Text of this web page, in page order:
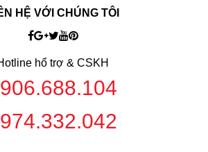
HỆ VỚI CHÚNG TÔI
hổ trợ & CSKH